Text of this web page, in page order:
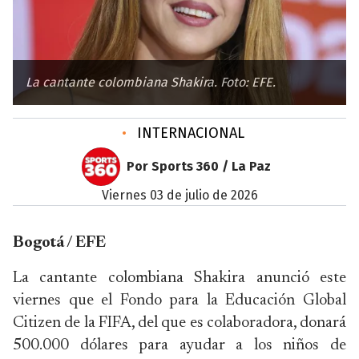
La cantante colombiana Shakira. Foto: EFE.
• INTERNACIONAL
Por Sports 360 / La Paz
viernes 03 de julio de 2026
Bogotá / EFE
La cantante colombiana Shakira anunció este
viernes que el Fondo para la Educación Global
Citizen de la FIFA, del que es colaboradora, donará
500.000 dólares para ayudar a los niños de